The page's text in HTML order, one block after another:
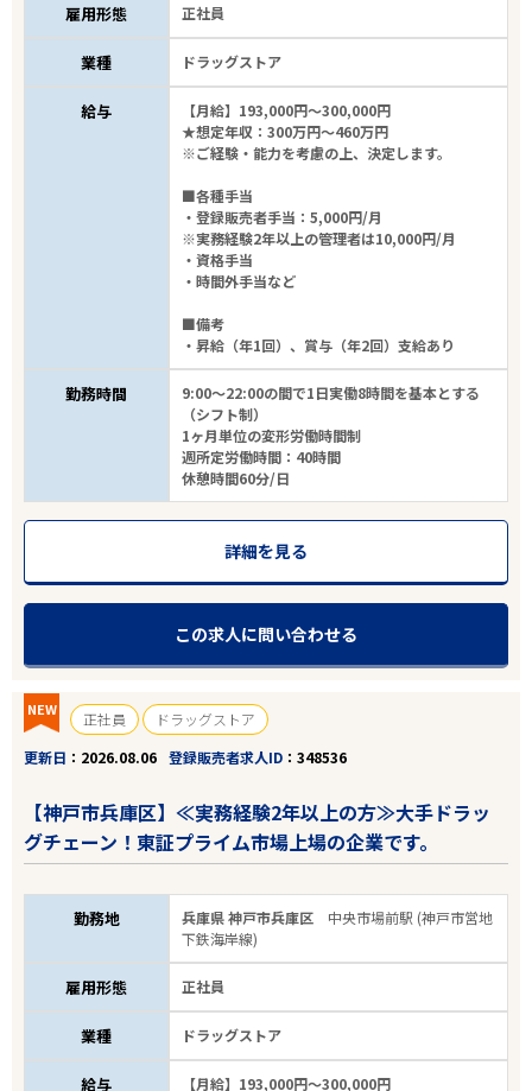
雇用形態 正社員
業種 ドラッグストア
給与
【月給】193,000円～300,000円
★想定年収：300万円～460万円
※ご経験・能力を考慮の上、決定します。
■各種手当
・登録販売者手当：5,000円/月
※実務経験2年以上の管理者は10,000円/月
・資格手当
・時間外手当など
■備考
・昇給（年1回）、賞与（年2回）支給あり
勤務時間
9:00～22:00の間で1日実働8時間を基本とする
（シフト制）
1ヶ月単位の変形労働時間制
週所定労働時間：40時間
休憩時間60分/日
詳細を見る
この求人に問い合わせる
NEW 正社員
ドラッグストア
更新日
2026.08.06 登録販売者求人ID 348536
【神戸市兵庫区】≪実務経験2年以上の方≫大手ドラッ
グチェーン！東証プライム市場上場の企業です。
勤務地 兵庫県 神戸市兵庫区 中央市場前駅 (神戸市営地
下鉄海岸線)
雇用形態 正社員
業種 ドラッグストア
給与 【月給】193,000円～300,000円